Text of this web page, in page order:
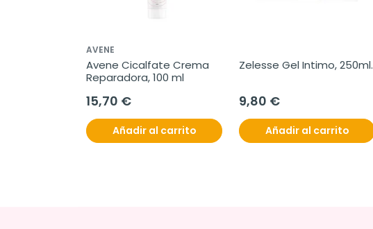
AVENE
Avene Cicalfate Crema
Reparadora, 100 ml
15,70 €
Añadir al carrito
Zelesse Gel Intimo, 250ml.
9,80 €
Añadir al carrito